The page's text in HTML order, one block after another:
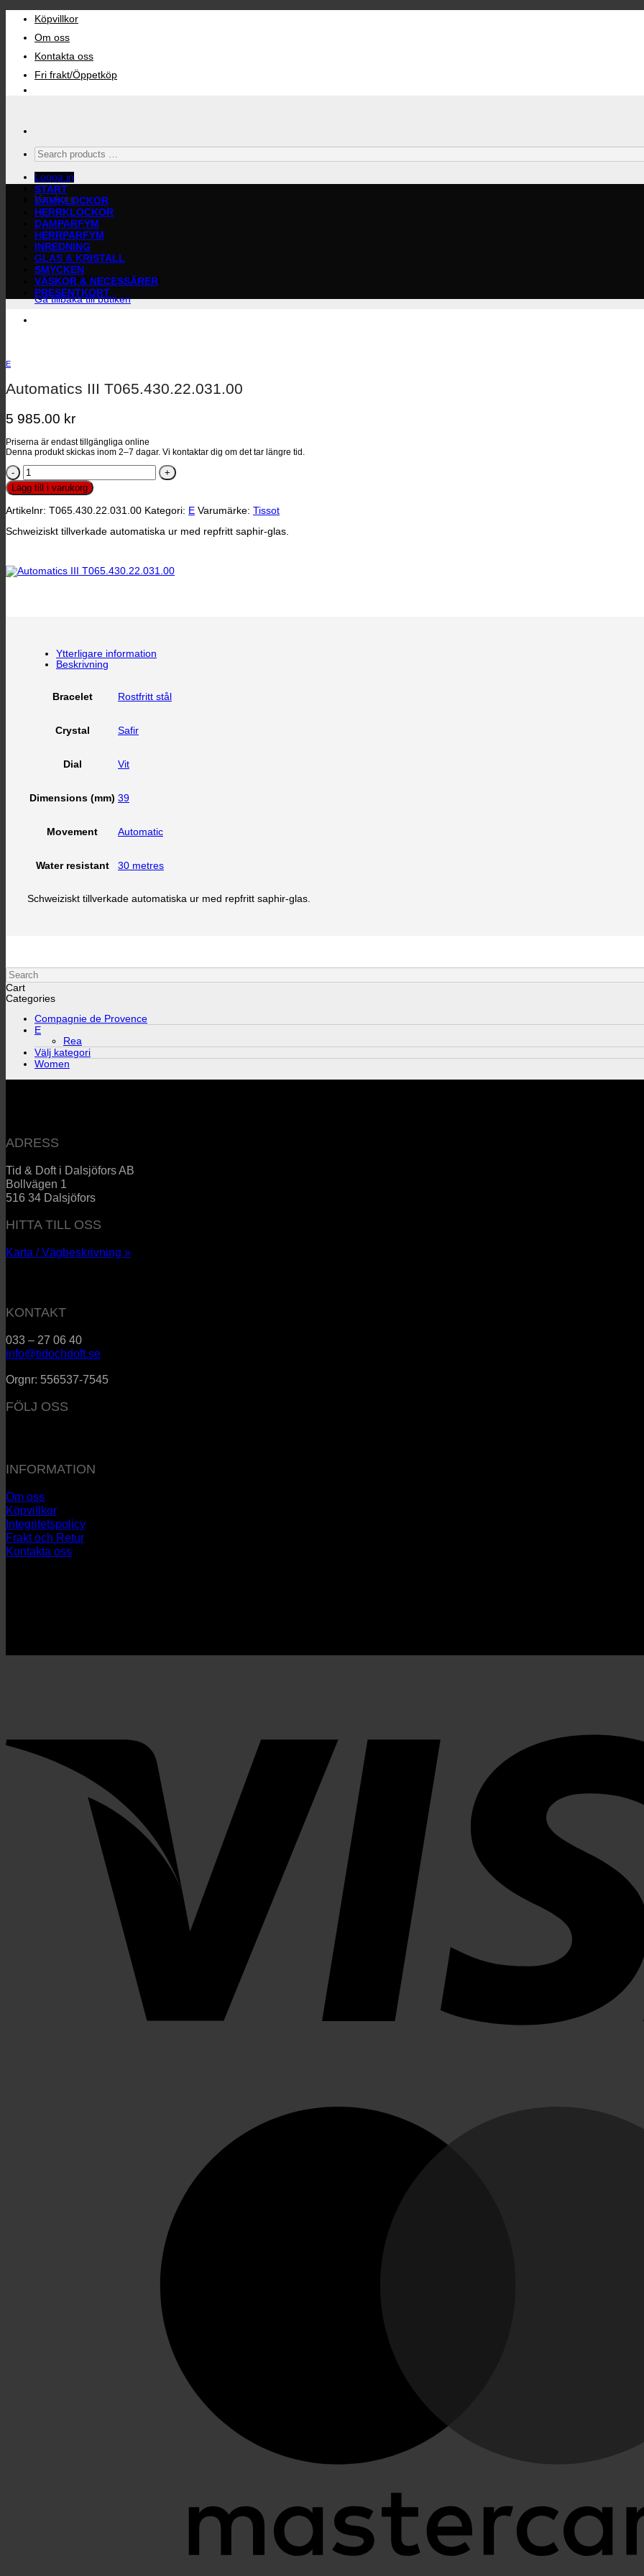
content
Köpvillkor
Om oss
Kontakta oss
Fri frakt/Öppetköp
Search
products
…Logga in
Varukorg
Inga produkter i varukorgen.
Gå tillbaka till butiken
START
DAMKLOCKOR
HERRKLOCKOR
DAMPARFYM
HERRPARFYM
INREDNING
GLAS & KRISTALL
SMYCKEN
VÄSKOR & NECESSÄRER
PRESENTKORT
E
Automatics III T065.430.22.031.00
5 985.00 kr
Priserna är endast tillgängliga online
Denna produkt skickas inom 2–7 dagar. Vi kontaktar dig om det tar längre tid.
Automatics
III
T065.430.22.031.00
Lägg till i varukorg
Artikelnr: T065.430.22.031.00 Kategori: E Varumärke: Tissot
Schweiziskt tillverkade automatiska ur med repfritt saphir-glas.
Ytterligare information
Beskrivning
Bracelet Rostfritt stål
Crystal Safir
Dial Vit
Dimensions (mm) 39
Movement Automatic
Water resistant 30 metres
Schweiziskt tillverkade automatiska ur med repfritt saphir-glas.
Search
Cart
Categories
Compagnie de Provence
E
Rea
Välj kategori
Women
ADRESS
Tid & Doft i Dalsjöfors AB
Bollvägen 1
516 34 Dalsjöfors
HITTA TILL OSS
Karta / Vägbeskrivning »
KONTAKT
033 – 27 06 40
info@tidochdoft.se
Orgnr: 556537-7545
FÖLJ OSS
INFORMATION
Om oss
Köpvillkor
Integritetspolicy
Frakt och Retur
Kontakta oss